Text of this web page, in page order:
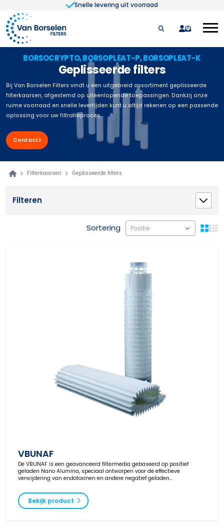
Snelle levering uit voorraad
Ga naar de inhoud
quote
BORSOCRYPTO, BORSOPLEAT-P, BORSOPLEAT-K
Geplisseerde filters
Bij Van Borselen Filters vindt u een uitgebreid assortiment geplisseerde
filterkaarsen, afgestemd op uiteenlopende toepassingen. Dankzij onze
ruime voorraad en snelle levertijden kunt u altijd rekenen op een passende
oplossing voor uw filtratieproces.
Contact
Filterkaarsen Geplisseerde filters
Filteren
Sortering
VBUNAF
De VBUNAF is een geavanceerd filtermedia gebaseerd op positief
geladen Nano Alumina, speciaal ontworpen voor de effectieve
verwijdering van endotoxinen en andere negatief geladen
Bekijk product